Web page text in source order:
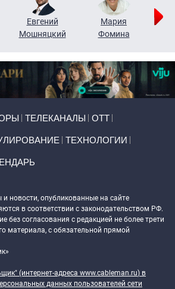
Евгений
Мошняцкий
Мария
Фомина
ТЕЛЕКАНАЛЫ ОТТ
ТЕХНОЛОГИИ
новости, опубликованные на сайте
в соответствии с законодательством РФ.
без согласования с редакцией не более трети
материала, с обязательной прямой
(интернет-адреса www.cableman.ru) в
данных пользователей сети